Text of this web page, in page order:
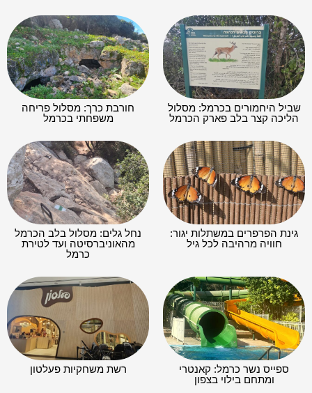
שביל היחמורים בכרמל: מסלול
הליכה קצר בלב פארק הכרמל
חורבת כרך: מסלול פריחה
משפחתי בכרמל
גינת הפרפרים במשתלות יגור:
חוויה מרהיבה לכל גיל
נחל גלים: מסלול בלב הכרמל
מהאוניברסיטה ועד לטירת
כרמל
ספייס נשר כרמל: קאנטרי
ומתחם בילוי בצפון
רשת משחקיות פעלטון